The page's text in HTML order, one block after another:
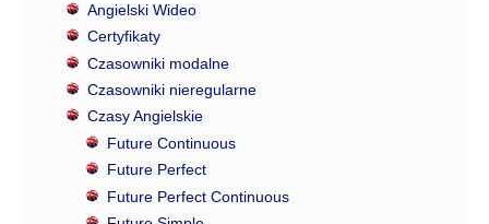
Angielski Wideo
Certyfikaty
Czasowniki modalne
Czasowniki nieregularne
Czasy Angielskie
Future Continuous
Future Perfect
Future Perfect Continuous